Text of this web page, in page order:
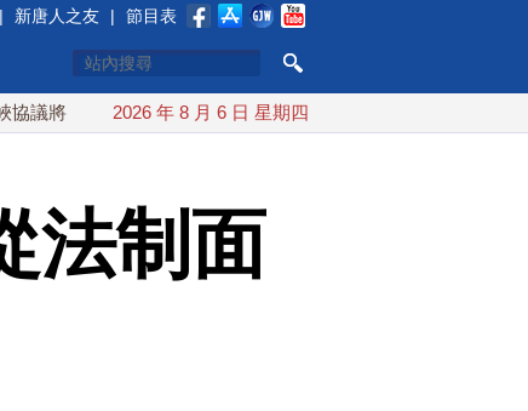
| 新唐人之友 | 節目表
成？伊朗傳不收通行費 配合漢光 總統賴清德親登雲豹前進
2026 年 8 月 6 日 星期四
法制面